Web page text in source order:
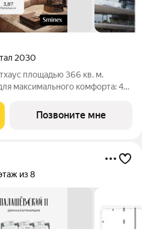
2030
площадью 366 кв. м.
максимального комфорта: 4
хранения и эффектная
м,
Позвоните мне
из 8